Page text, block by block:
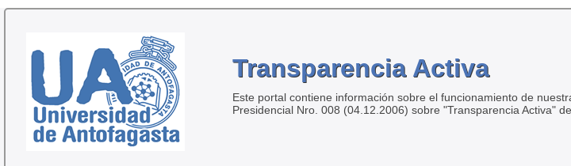
Transparencia Activa
Este portal contiene información sobre el funcionamiento de
Presidencial Nro. 008 (04.12.2006) sobre "Transparencia Activa"